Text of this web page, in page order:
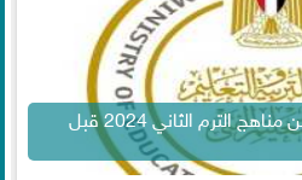
التعليم تشدد على الانتهاء من مناهج الترم الثاني 2024 قبل